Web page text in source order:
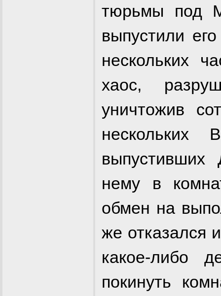
тюрьмы под
выпустили
нескольких
хаос,
уничтожив
выпустивших
нему в
обмен на
же отказался
какое-либо
покинуть